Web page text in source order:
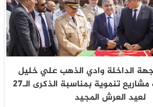
جهة الداخلة وادي الذهب علي خليل
يعطي انطلاقة مشاريع تنموية بمناسبة الذكرى الـ27
لعيد العرش المجيد